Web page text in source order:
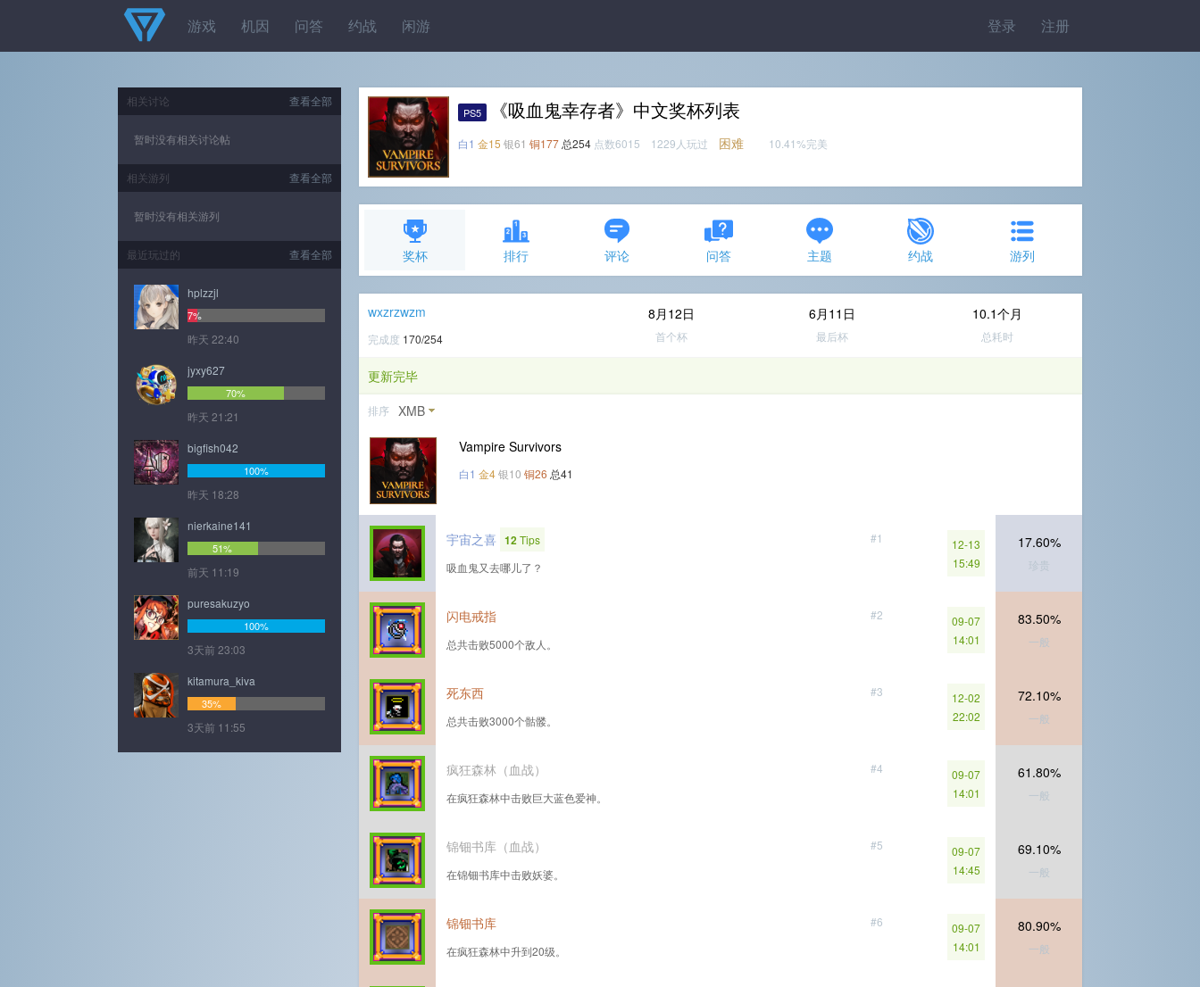
登录 注册
游戏 机因 问答 约战 闲游
PS5 《吸血鬼幸存者》中文奖杯列表
白1 金15 银61 铜177 总254 点数6015 1229人玩过 困难 10.41%完美
奖杯 排行 评论 问答 主题 约战 游列
wxzrzwzm
完成度 170/254
8月12日
首个杯
6月11日
最后杯
10.1个月
总耗时
更新完毕
排序 XMB
Vampire Survivors
白1 金4银10 铜26 总41
#1
宇宙之喜 12Tips
吸血鬼又去哪儿了？
12-13
15:49
17.60%
珍贵
#2
闪电戒指
总共击败5000个敌人。
09-07
14:01
83.50%
一般
#3
死东西
总共击败3000个骷髅。
12-02
22:02
72.10%
一般
#4
疯狂森林（血战）
在疯狂森林中击败巨大蓝色爱神。
09-07
14:01
61.80%
一般
#5
锦钿书库（血战）
在锦钿书库中击败妖婆。
09-07
14:45
69.10%
一般
#6
锦钿书库
在疯狂森林中升到20级。
09-07
14:01
80.90%
一般
查看全部
相关讨论
暂时没有相关讨论帖
查看全部
相关游列
暂时没有相关游列
查看全部
最近玩过的
hplzzjl
7%
昨天 22:40
jyxy627
70%
昨天 21:21
bigfish042
100%
昨天 18:28
nierkaine141
51%
前天 11:19
puresakuzyo
100%
3天前 23:03
kitamura_kiva
35%
3天前 11:55